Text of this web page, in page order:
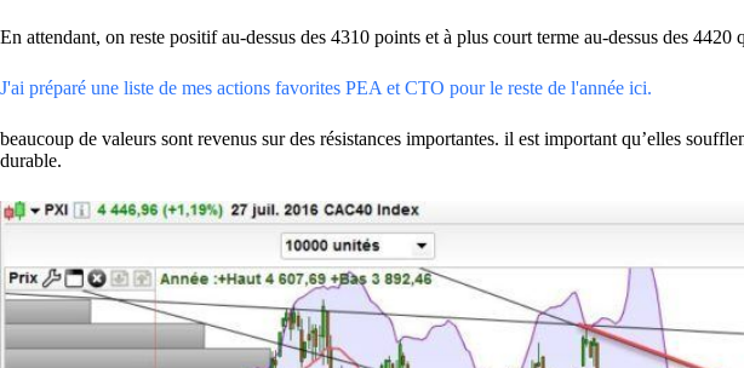
En attendant, on reste positif au-dessus des 4310 points et à plus court terme au-dessus des
J'ai préparé une liste de mes actions favorites PEA et CTO pour le reste de l'année ici.
beaucoup de valeurs sont revenus sur des résistances importantes. il est important qu’elles
durable.